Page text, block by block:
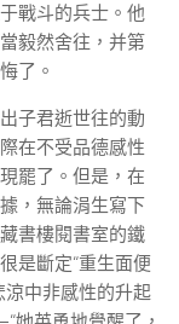
戰斗的兵士。他
毅然舍往，并第
了。
子君逝世往的動
在不受品德感性
罷了。但是，在
，無論涓生寫下
書樓閱書室的鐵
是斷定“重生面便
涼中非感性的升起